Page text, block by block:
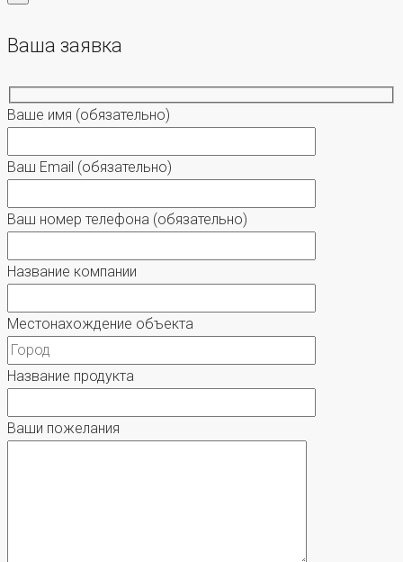
Ваша заявка
Ваше имя (обязательно)
Ваш Email (обязательно)
Ваш номер телефона (обязательно)
Название компании
Местонахождение объекта
Название продукта
Ваши пожелания